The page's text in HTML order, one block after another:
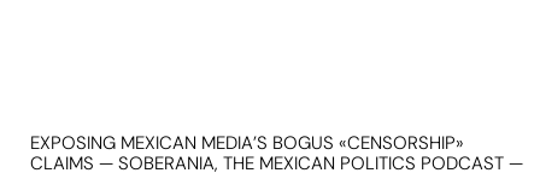
EXPOSING MEXICAN MEDIA’S BOGUS «CENSORSHIP»
CLAIMS — SOBERANIA, THE MEXICAN POLITICS PODCAST —